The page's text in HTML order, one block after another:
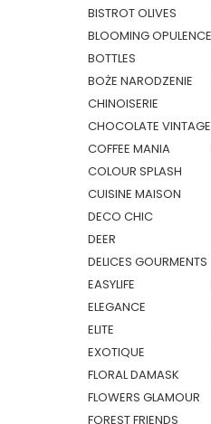
BISTROT OLIVES
BLOOMING OPULENCE
BOTTLES
BOŻE NARODZENIE
CHINOISERIE
CHOCOLATE VINTAGE
COFFEE MANIA
COLOUR SPLASH
CUISINE MAISON
DECO CHIC
DEER
DELICES GOURMENTS
EASYLIFE
ELEGANCE
ELITE
EXOTIQUE
FLORAL DAMASK
FLOWERS GLAMOUR
FOREST FRIENDS